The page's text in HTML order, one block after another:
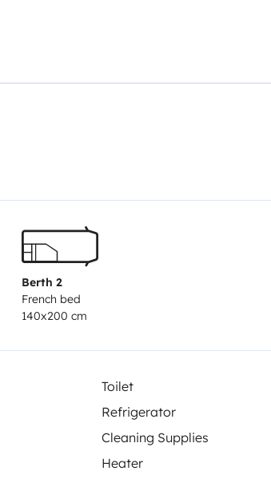
enfant)
pour vos vêtements.
à donner sur place.Poids
Berth 2
French bed
140x200 cm
Toilet
Refrigerator
Cleaning Supplies
Heater